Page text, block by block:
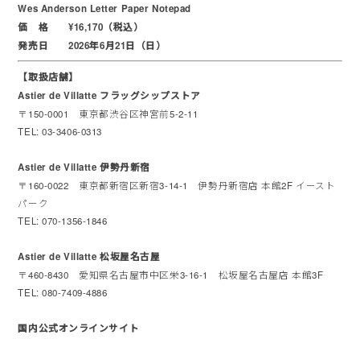
Wes Anderson Letter Paper Notepad
価 格 ¥16,170（税込）
発売日 2026年6月21日（日）
【取扱店舗】
Astier de Villatte フラッグシップストア
〒150-0001 東京都渋谷区神宮前5-2-11
TEL: 03-3406-0313
Astier de Villatte 伊勢丹新宿
〒160-0022 東京都新宿区新宿3-14-1 伊勢丹新宿店 本館2F イースト
パーク
TEL: 070-1356-1846
Astier de Villatte 松坂屋名古屋
〒460-8430 愛知県名古屋市中区栄3-16-1 松坂屋名古屋店 本館3F
TEL: 080-7409-4886
国内公式オンラインサイト